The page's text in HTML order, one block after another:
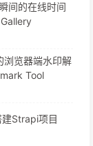
间的在线时间
浏览器端水印解
Tool
Strapi项目